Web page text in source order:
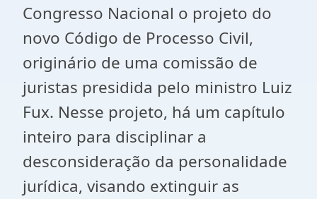
Congresso Nacional o projeto do
novo Código de Processo Civil,
originário de uma comissão de
juristas presidida pelo ministro Luiz
Fux. Nesse projeto, há um capítulo
inteiro para disciplinar a
desconsideração da personalidade
jurídica, visando extinguir as